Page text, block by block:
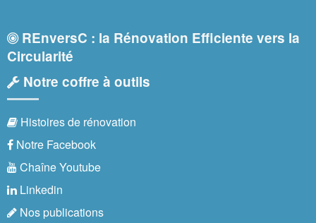
REnversC : la Rénovation Efficiente vers la
Circularité
Notre coffre à outils
Histoires de rénovation
Notre Facebook
Chaîne Youtube
Linkedin
Nos publications